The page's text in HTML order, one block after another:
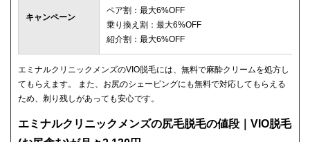
キャンペーン
ペア割：最大6%OFF
乗り換え割：最大6%OFF
紹介割：最大6%OFF
エミナルクリニックメンズのVIO脱毛には、無料で麻酔クリームを処方し
てもらえます。 また、お尻のシェービングにも無料で対応してもらえる
ため、剃り残しがあっても安心です。
エミナルクリニックメンズの尻毛脱毛の値段｜VIO脱毛